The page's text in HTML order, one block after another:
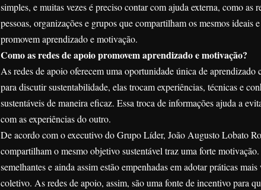
simples, e muitas vezes é preciso contar com ajuda externa, como as
pessoas, organizações e grupos que compartilham os mesmos ideais
promovem aprendizado e motivação.
Como as redes de apoio promovem aprendizado e motivação?
As redes de apoio oferecem uma oportunidade única de aprendizado
para discutir sustentabilidade, elas trocam experiências, técnicas e
sustentáveis de maneira eficaz. Essa troca de informações ajuda a
com as experiências do outro.
De acordo com o executivo do Grupo Líder, João Augusto Lobato
compartilham o mesmo objetivo sustentável traz uma forte
semelhantes e ainda assim estão empenhadas em adotar práticas
coletivo. As redes de apoio, assim, são uma fonte de incentivo para